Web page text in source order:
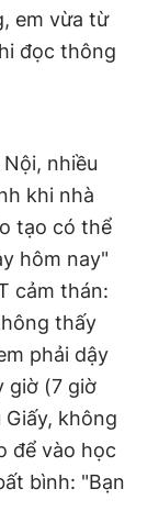
em vừa từ
đọc thông
nhiều
khi nhà
tạo có thể
hôm nay"
cảm thán:
thấy
phải dậy
giờ (7 giờ
không
để vào học
bình: "Bạn